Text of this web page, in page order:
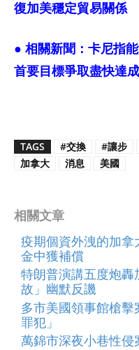
復加美穩定貿易關係
● 相關新聞： 卡尼指
首要目標爭取盡快達
TAGS #交換 #讓步
加拿大
消息 美國
相關文章
疫期個資外洩的加
金中獲補償
特朗普演講五度炮
故」幽默反譏
多市美國領事館槍
罪犯」
萬錦市深夜小巷性